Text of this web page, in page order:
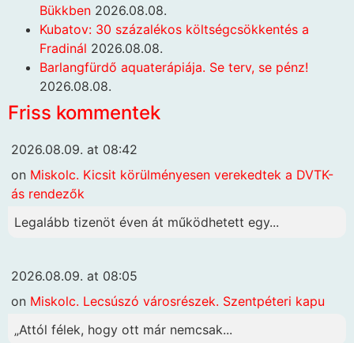
Bükkben 2026.08.08.
Kubatov: 30 százalékos költségcsökkentés a
Fradinál 2026.08.08.
Barlangfürdő aquaterápiája. Se terv, se pénz!
2026.08.08.
Friss kommentek
2026.08.09. at 08:42
on Miskolc. Kicsit körülményesen verekedtek a DVTK-
ás rendezők
Legalább tizenöt éven át működhetett egy...
2026.08.09. at 08:05
on Miskolc. Lecsúszó városrészek. Szentpéteri kapu
„Attól félek, hogy ott már nemcsak...